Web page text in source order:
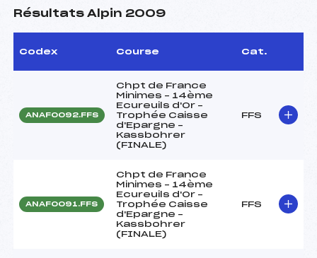
Résultats Alpin 2009
Codex Course Cat.
ANAF0092.FFS
Chpt de France
Minimes – 14ème
Ecureuils d'Or –
Trophée Caisse
d'Epargne –
Kassbohrer
(FINALE)
FFS
ANAF0091.FFS
Chpt de France
Minimes – 14ème
Ecureuils d'Or –
Trophée Caisse
d'Epargne –
Kassbohrer
(FINALE)
FFS